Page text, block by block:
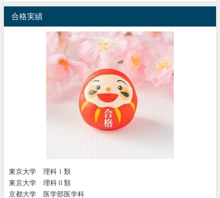
合格実績
東京大学 理科Ⅰ類
東京大学 理科Ⅱ類
京都大学 医学部医学科